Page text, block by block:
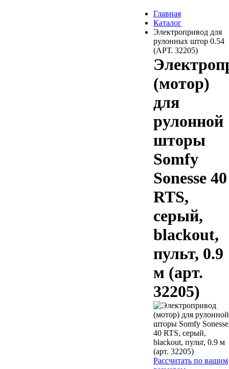
Главная
Каталог
Электропривод для
рулонных штор 0.54
(АРТ. 32205)
(мотор)
для
рулонной
шторы
Somfy
Sonesse 40
RTS,
серый,
blackout,
пульт, 0.9
м (арт.
32205)
Рассчитать по вашим